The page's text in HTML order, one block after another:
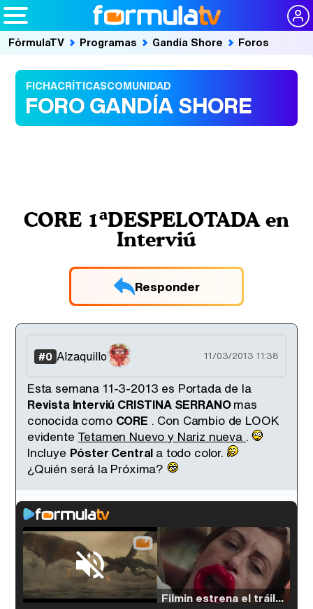
FórmulaTV Programas Gandía Shore Foros
FICHACRÍTICASCOMUNIDAD
FORO GANDÍA SHORE
CORE 1ªDESPELOTADA en
Interviú
Responder
#0 Alzaquillo 11/03/2013 11:38
Esta semana 11-3-2013 es Portada de la
Revista Interviú CRISTINA SERRANOmas
conocida como CORE . Con Cambio de LOOK
evidente Tetamen Nuevo y Nariz nueva .
Incluye Póster Central a todo color.
¿Quién será la Próxima?
Unmute
Loaded
Filmin estrena el tráiler de 'Millennial Mal', su nueva comedia universitaria de la mano de Lorena Iglesias